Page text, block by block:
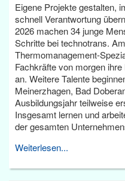
Eigene Projekte gestalten,
schnell Verantwortung
2026 machen 34 junge
Schritte bei technotrans.
Thermomanagement-
Fachkräfte von morgen
an. Weitere Talente
Meinerzhagen, Bad
Ausbildungsjahr teilweise
Insgesamt lernen und
der gesamten
Weiterlesen...